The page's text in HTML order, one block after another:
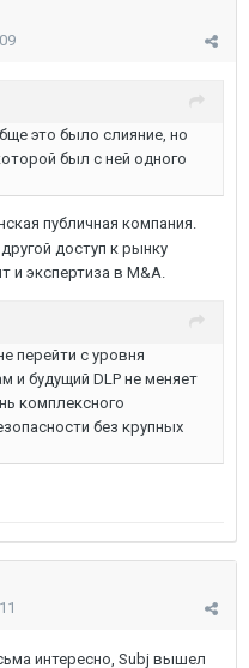
это было слияние, но
был с ней одного
публичная компания.
доступ к рынку
и экспертиза в M&A.
перейти с уровня
и будущий DLP не меняет
комплексного
без крупных
интересно, Subj вышел